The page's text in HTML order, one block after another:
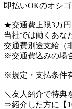
即払いOKのオシゴ
★交通費上限3万円
当社では働くあな
交通費別途支給（
※交通費込みの場
※規定・支払条件
＼友人紹介で特典
⇒紹介した方に【